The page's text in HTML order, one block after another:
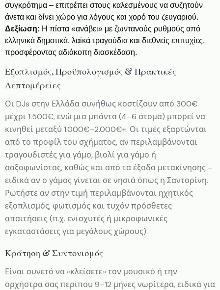
συγκρότημα – επιτρέπει στους καλεσμένους να συζητούν
άνετα και δίνει χώρο για λόγους και χορό του ζευγαριού.
Δεξίωση: Η πίστα «ανάβει» με ζωντανούς ρυθμούς από
ελληνικά δημοτικά, λαϊκά τραγούδια και διεθνείς επιτυχίες,
προσφέροντας αδιάκοπη διασκέδαση.
Εξοπλισμός, Προϋπολογισμός & Πρακτικές
Λεπτομέρειες
Οι DJs στην Ελλάδα συνήθως κοστίζουν από 300€
μέχρι 1.500€, ενώ μια μπάντα (4–6 άτομα) μπορεί να
κινηθεί μεταξύ 1.000€–2.000€+. Οι τιμές εξαρτώνται
από το προφίλ του σχήματος, αν περιλαμβάνονται
τραγουδιστές για γάμο, βιολί για γάμο ή
σαξοφωνίστας, καθώς και από τα έξοδα μετακίνησης –
ειδικά αν ο γάμος γίνεται σε νησιά όπως η Σαντορίνη.
Ρωτήστε αν στην τιμή περιλαμβάνονται ηχητικός
εξοπλισμός, φωτισμός και τυχόν πρόσθετες
απαιτήσεις (π.χ. ενισχυτές ή μικροφωνικές
εγκαταστάσεις για μεγάλους χώρους).
Κράτηση & Συντονισμός
Είναι συνετό να «κλείσετε» τον μουσικό ή την
ορχήστρα σας περίπου 9–12 μήνες νωρίτερα, ειδικά για